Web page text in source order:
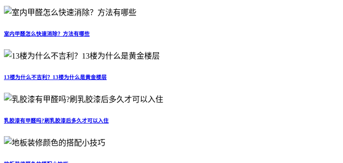
室内甲醛怎么快速消除？方法有哪些
13楼为什么不吉利？13楼为什么是黄金楼层
乳胶漆有甲醛吗?刷乳胶漆后多久才可以入住